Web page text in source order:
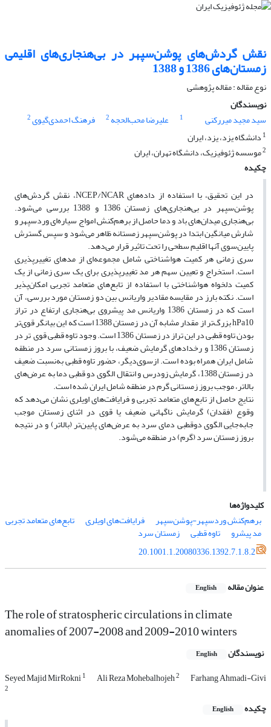
نقش گردش‌های پوشن‌سپهر در بی‌هنجاری‌های اقلیمی‌
زمستان‌های 1386 و 1388‌
نوع مقاله : مقاله پژوهشی‌
نویسندگان
سید مجید میررکنی
1 علیرضا محب‌الحجه 2 فرهنگ احمدی‌گیوی2
1 دانشگاه یزد، یزد، ایران
2موسسه ژئوفیزیک، دانشگاه تهران، ایران
چکیده
در این تحقیق، با استفاده از داده‌های NCEP/NCAR، نقش گردش‌های
پوشن‌سپهر در بی‌هنجاری‌های زمستان‌ 1386 و 1388 بررسی می‌شود.
بی‌هنجاری‌ میدان‌های باد و دما حاصل از برهم‌کنش امواج سیاره‌ای وردسپهر و
شارش میانگین ابتدا در پوشن‌سپهر زمستانه ظاهر می‌شود و سپس گسترش
پایین‌سوی آنها اقلیم سطحی را تحت تاثیر قرار می‌دهد.
سری زمانی هر کمیت هواشناختی شامل مجموعه‌ای از مدهای تغییرپذیری
است. استخراج و تعیین سهم هر مد تغییرپذیری برای یک سری زمانی از یک
کمیت دلخواه هواشناختی با استفاده از تابع‌های متعامد تجربی امکان‌پذیر
است. نکته‌ بارز در مقایسه‌ مقادیر واریانس بین دو زمستان مورد بررسی، آن
است که در زمستان 1386 واریانس مد پیشروی بی‌هنجاری ارتفاع در تراز
hPa10 بزرگ‌تر از مقدار مشابه آن در زمستان 1388 است که این بیانگر قوی‌تر
بودن تاوه‌ قطبی در این تراز در زمستان 1386 است. وجود تاوه‌ قطبی قوی تر در
زمستان 1386 و رخدادهای گرمایش ضعیف، با بروز زمستانی سرد در منطقه
شامل ایران همراه بوده است. ازسوی‌دیگر، حضور تاوه‌ قطبی به‌نسبت ضعیف
در زمستان 1388، گرمایش زودرس و انتقال الگوی دو قطبی دما به عرض‌های
بالاتر، موجب بروز زمستانی گرم در منطقه‌ شامل ایران شده است.
نتایج حاصل از تابع‌های متعامد تجربی و فرایافت‌های اویلری نشان می‌دهد که
وقوع (فقدان) گرمایش ناگهانی ضعیف یا قوی در اثنای زمستان موجب
جابه‌جایی الگوی دوقطبی دمای سرد به عرض‌های پایین‌تر (بالاتر) و در نتیجه
بروز زمستان سرد (گرم) در منطقه‌ می‌شود.
کلیدواژه‌ها
برهم‌کنش وردسپهر-پوشن‌سپهر
فرایافت‌های اویلری تابع‌های متعامد تجربی
مد پیشرو تاوه‌ قطبی
زمستان سرد
20.1001.1.20080336.1392.7.1.8.2
عنوان مقاله English
The role of stratospheric circulations in climate
anomalies of 2007-2008 and 2009-2010 winters
نویسندگان English
Seyed Majid MirRokni1 Ali Reza Mohebalhojeh2 Farhang Ahmadi-Givi
2
چکیده English